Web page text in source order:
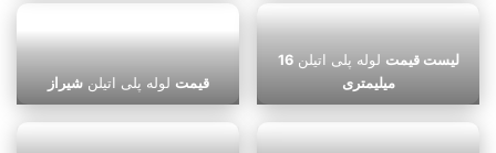
قیمت لوله پلی اتیلنشیراز
لیست قیمت لوله پلی اتیلن16
میلیمتری